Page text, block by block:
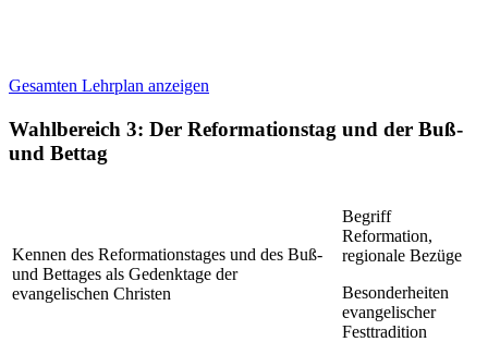
Gesamten Lehrplan anzeigen
Wahlbereich 3: Der Reformationstag und der Buß-
und Bettag
Kennen des Reformationstages und des Buß-
und Bettages als Gedenktage der
evangelischen Christen
Begriff
Reformation,
regionale Bezüge
Besonderheiten
evangelischer
Festtradition